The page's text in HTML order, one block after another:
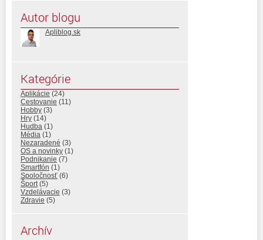
Autor blogu
Apliblog.sk
Kategórie
Aplikácie (24)
Cestovanie (11)
Hobby (3)
Hry (14)
Hudba (1)
Média (1)
Nezaradené (3)
OS a novinky (1)
Podnikanie (7)
Smartfón (1)
Spoločnosť (6)
Šport (5)
Vzdelávacie (3)
Zdravie (5)
Archív